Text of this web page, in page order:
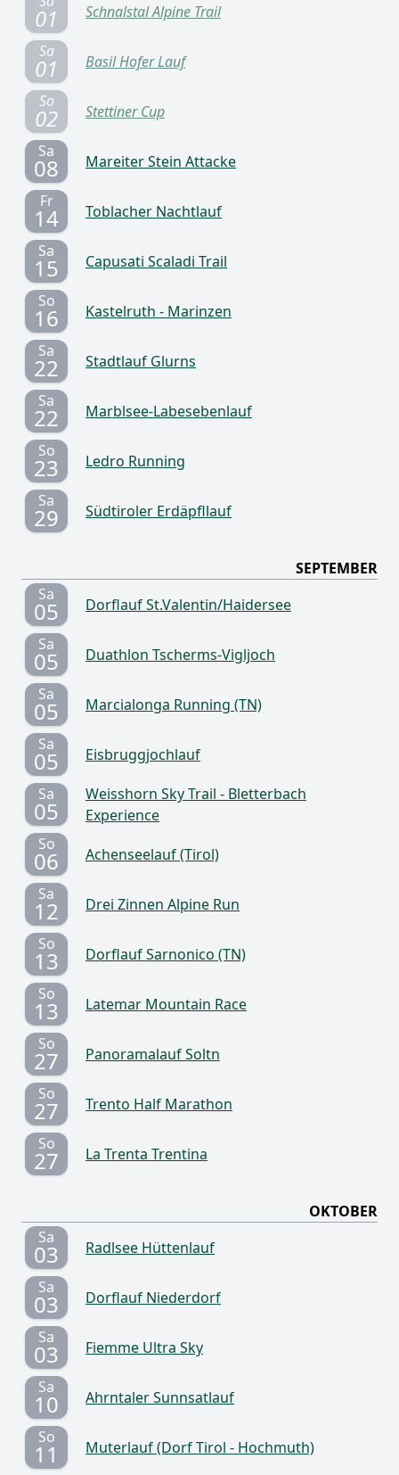
01
Schnalstal Alpine Trail
Sa
01
Basil Hofer Lauf
So
02
Stettiner Cup
Sa
08
Mareiter Stein Attacke
Fr
14
Toblacher Nachtlauf
Sa
15
Capusati Scaladi Trail
So
16
Kastelruth - Marinzen
Sa
22
Stadtlauf Glurns
Sa
22
Marblsee-Labesebenlauf
So
23
Ledro Running
Sa
29 Südtiroler Erdäpfllauf
SEPTEMBER
Sa
05
Dorflauf St.Valentin/Haidersee
Sa
05
Duathlon Tscherms-Vigljoch
Sa
05
Marcialonga Running (TN)
Sa
05
Eisbruggjochlauf
Sa
05
Weisshorn Sky Trail - Bletterbach
Experience
So
06
Achenseelauf (Tirol)
Sa
12
Drei Zinnen Alpine Run
So
13
Dorflauf Sarnonico (TN)
So
13
Latemar Mountain Race
So
27
Panoramalauf Soltn
So
27
Trento Half Marathon
So
27 La Trenta Trentina
OKTOBER
Sa
03
Radlsee Hüttenlauf
Sa
03
Dorflauf Niederdorf
Sa
03
Fiemme Ultra Sky
Sa
10
Ahrntaler Sunnsatlauf
So
11
Muterlauf (Dorf Tirol - Hochmuth)